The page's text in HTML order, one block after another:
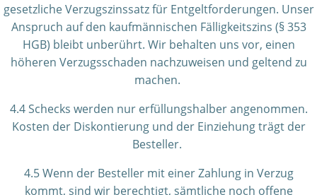
gesetzliche Verzugszinssatz für Entgeltforderungen. Unser
Anspruch auf den kaufmännischen Fälligkeitszins (§ 353
HGB) bleibt unberührt. Wir behalten uns vor, einen
höheren Verzugsschaden nachzuweisen und geltend zu
machen.
4.4 Schecks werden nur erfüllungshalber angenommen.
Kosten der Diskontierung und der Einziehung trägt der
Besteller.
4.5 Wenn der Besteller mit einer Zahlung in Verzug
kommt, sind wir berechtigt, sämtliche noch offene